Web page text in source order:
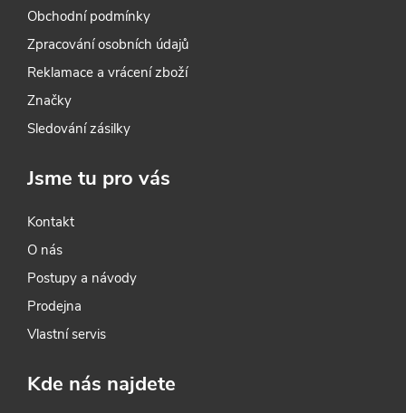
Obchodní podmínky
Zpracování osobních údajů
Reklamace a vrácení zboží
Značky
Sledování zásilky
Jsme tu pro vás
Kontakt
O nás
Postupy a návody
Prodejna
Vlastní servis
Kde nás najdete